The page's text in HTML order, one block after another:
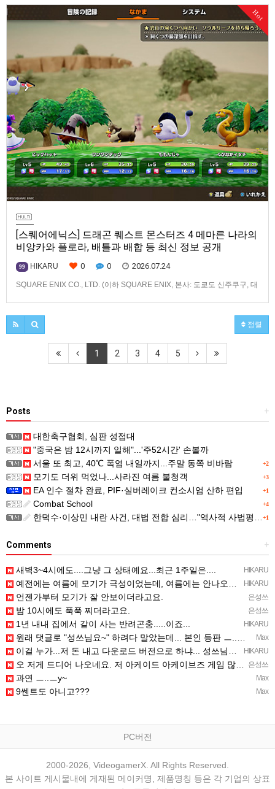
브 던워커’(한국어판)의 패키지 예약 판매를 2026년 7월 29일(수) 시작한다
고 발표했다.■ 패키지 버전 초회 동봉 및 …
Hot
[스퀘어에닉스] 드래곤 퀘스트 몬스터즈 4 메마른 나라의
비앙카와 플로라, 배틀과 배합 등 최신 정보 공개
99 HIKARU 0 0 2026.07.24
SQUARE ENIX CO., LTD. (이하 SQUARE ENIX, 본사: 도쿄도 신주쿠구, 대
와 플로라』(대응 기종: Nintendo Switch™ 2/Nintendo
Switch™/PlayStation®…
정렬
1 2 3 4 5
+
Posts
대한축구협회, 심판 성접대
"중국은 밤 12시까지 일해"...'주52시간' 손볼까
+2
서울 또 최고, 40℃ 폭염 내일까지...주말 동쪽 비바람
+3
모기도 더위 먹었나...사라진 여름 불청객
+1
EA 인수 절차 완료, PIF·실버레이크 컨소시엄 산하 편입
+4
Combat School
+1
한덕수·이상민 내란 사건, 대법 전합 심리…"역사적 사법평가"(종합)
+
Comments
HIKARU
새벽3~4시에도....그냥 그 상태예요...최근 1주일은....
HIKARU
예전에는 여름에 모기가 극성이었는데, 여름에는 안나오는 것 같은.....ㅎ ㅎ)
은성쓰
언젠가부터 모기가 잘 안보이더라고요.
은성쓰
밤 10시에도 푹푹 찌더라고요.
HIKARU
1년 내내 집에서 같이 사는 반려곤충.....이죠...
Max
원래 댓글로 "성쓰님요~" 하려다 말았는데... 본인 등판 ㅡ..ㅡy~
HIKARU
이걸 누가...저 돈 내고 다운로드 버전으로 하냐... 성쓰님이 계셨다!!!...
은성쓰
오 저게 드디어 나오네요. 저 아케이드 아케이브즈 게임 많이 샀는데요 ㅎㅎㅎ
Max
과연 ㅡ..ㅡy~
Max
9쎈트도 아니고???
PC버전
2000-2026, VideogamerX. All Rights Reserved.
본 사이트 게시물내에 게재된 메이커명, 제품명칭 등은 각 기업의 상표